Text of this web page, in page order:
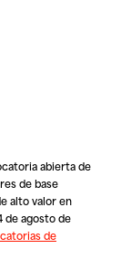
abierta de
de base
alto valor en
de agosto de
de